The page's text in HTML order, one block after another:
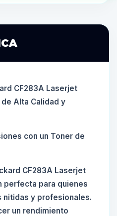
CF283A Laserjet
Alta Calidad y
con un Toner de
CF283A Laserjet
perfecta para quienes
nitidas y profesionales.
un rendimiento